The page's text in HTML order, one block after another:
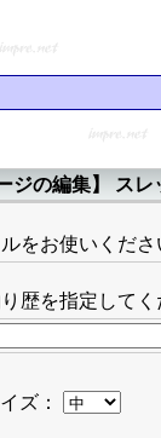
ジの編集】 ス
をお使いくださ
歴を指定してく
ズ：